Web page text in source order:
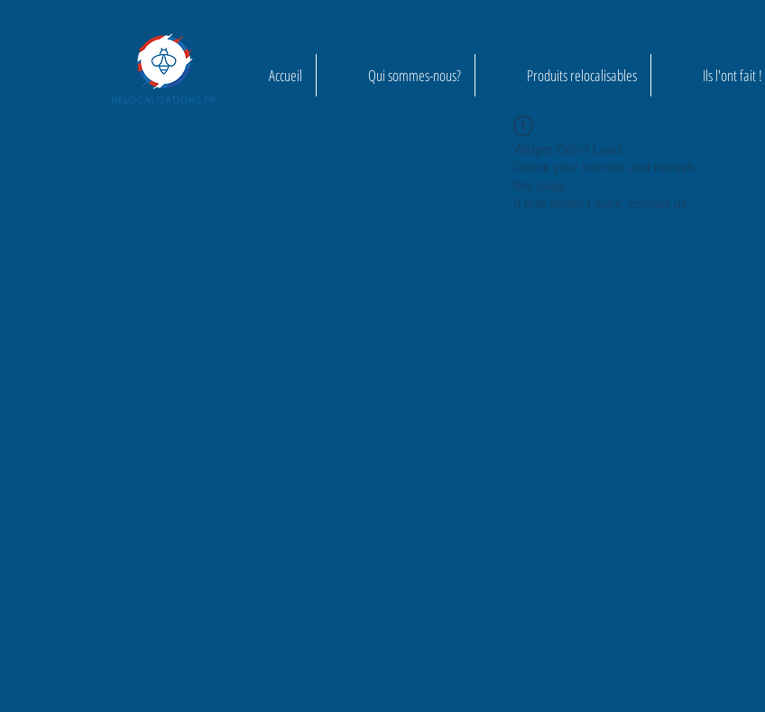
Accueil Qui sommes-nous? Produits relocalisables Ils l'ont fait !
Widget Didn’t Load
Check your internet and refresh
this page.
If that doesn’t work, contact us.